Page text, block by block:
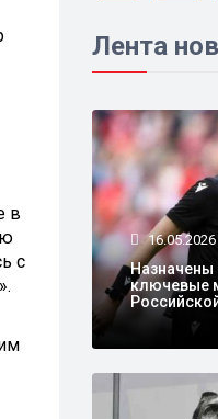
в
с
Лента
16.05.2026
Назначены
ключевые